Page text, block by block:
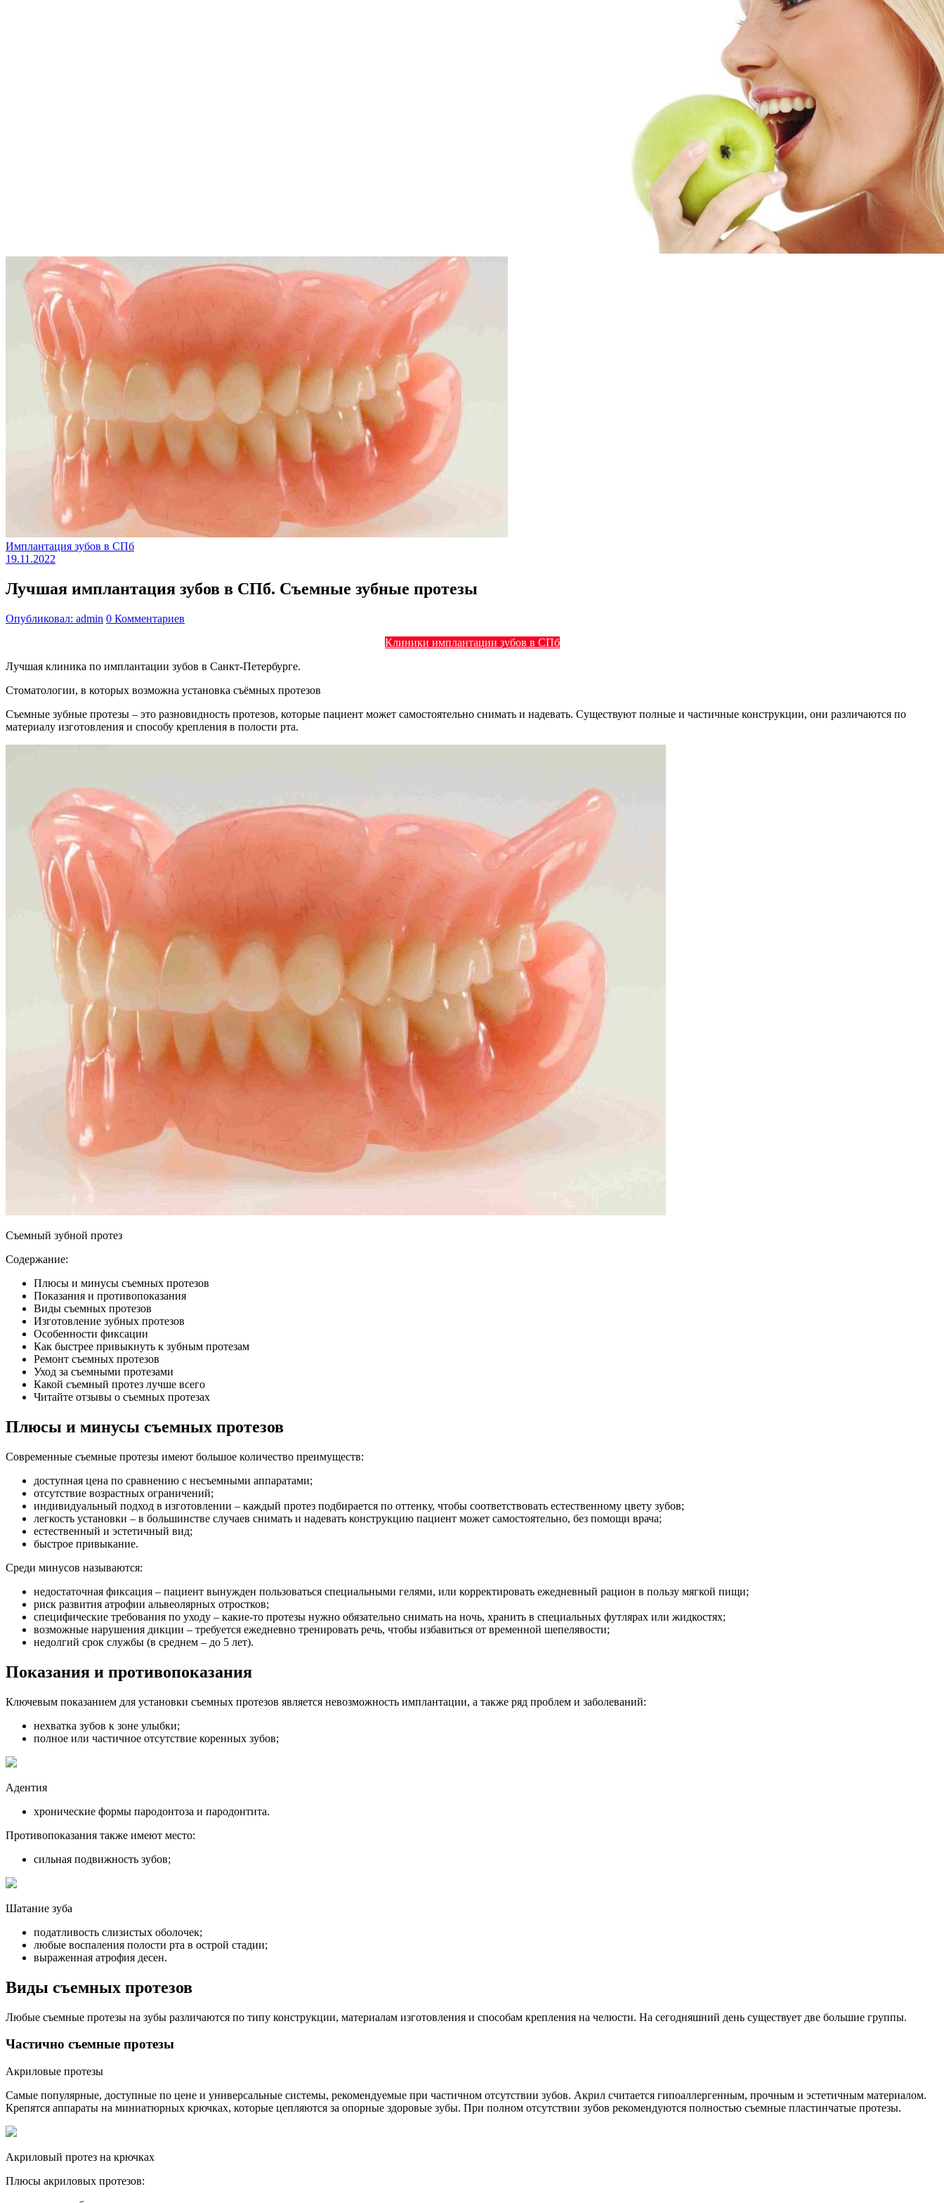
Имплантация зубов в СПб
19.11.2022
Лучшая имплантация зубов в СПб. Съемные зубные протезы
Опубликовал: admin 0 Комментариев
Клиники имплантации зубов в СПб
Лучшая клиника по имплантации зубов в Санкт-Петербурге.
Стоматологии, в которых возможна установка съёмных протезов
Съемные зубные протезы – это разновидность протезов, которые пациент может самостоятельно снимать и надевать. Существуют полные и частичные конструкции, они различаются по
материалу изготовления и способу крепления в полости рта.
Съемный зубной протез
Содержание:
Плюсы и минусы съемных протезов
Показания и противопоказания
Виды съемных протезов
Изготовление зубных протезов
Особенности фиксации
Как быстрее привыкнуть к зубным протезам
Ремонт съемных протезов
Уход за съемными протезами
Какой съемный протез лучше всего
Читайте отзывы о съемных протезах
Плюсы и минусы съемных протезов
Современные съемные протезы имеют большое количество преимуществ:
доступная цена по сравнению с несъемными аппаратами;
отсутствие возрастных ограничений;
индивидуальный подход в изготовлении – каждый протез подбирается по оттенку, чтобы соответствовать естественному цвету зубов;
легкость установки – в большинстве случаев снимать и надевать конструкцию пациент может самостоятельно, без помощи врача;
естественный и эстетичный вид;
быстрое привыкание.
Среди минусов называются:
недостаточная фиксация – пациент вынужден пользоваться специальными гелями, или корректировать ежедневный рацион в пользу мягкой пищи;
риск развития атрофии альвеолярных отростков;
специфические требования по уходу – какие-то протезы нужно обязательно снимать на ночь, хранить в специальных футлярах или жидкостях;
возможные нарушения дикции – требуется ежедневно тренировать речь, чтобы избавиться от временной шепелявости;
недолгий срок службы (в среднем – до 5 лет).
Показания и противопоказания
Ключевым показанием для установки съемных протезов является невозможность имплантации, а также ряд проблем и заболеваний:
нехватка зубов к зоне улыбки;
полное или частичное отсутствие коренных зубов;
Адентия
хронические формы пародонтоза и пародонтита.
Противопоказания также имеют место:
сильная подвижность зубов;
Шатание зуба
податливость слизистых оболочек;
любые воспаления полости рта в острой стадии;
выраженная атрофия десен.
Виды съемных протезов
Любые съемные протезы на зубы различаются по типу конструкции, материалам изготовления и способам крепления на челюсти. На сегодняшний день существует две большие группы.
Частично съемные протезы
Акриловые протезы
Самые популярные, доступные по цене и универсальные системы, рекомендуемые при частичном отсутствии зубов. Акрил считается гипоаллергенным, прочным и эстетичным материалом.
Крепятся аппараты на миниатюрных крючках, которые цепляются за опорные здоровые зубы. При полном отсутствии зубов рекомендуются полностью съемные пластинчатые протезы.
Акриловый протез на крючках
Плюсы акриловых протезов: